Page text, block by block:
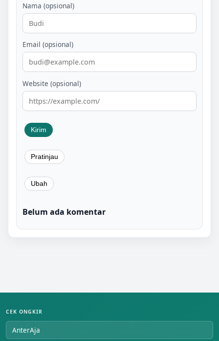
Nama (opsional)
Email (opsional)
Website (opsional)
Belum ada komentar
CEK ONGKIR
AnterAja